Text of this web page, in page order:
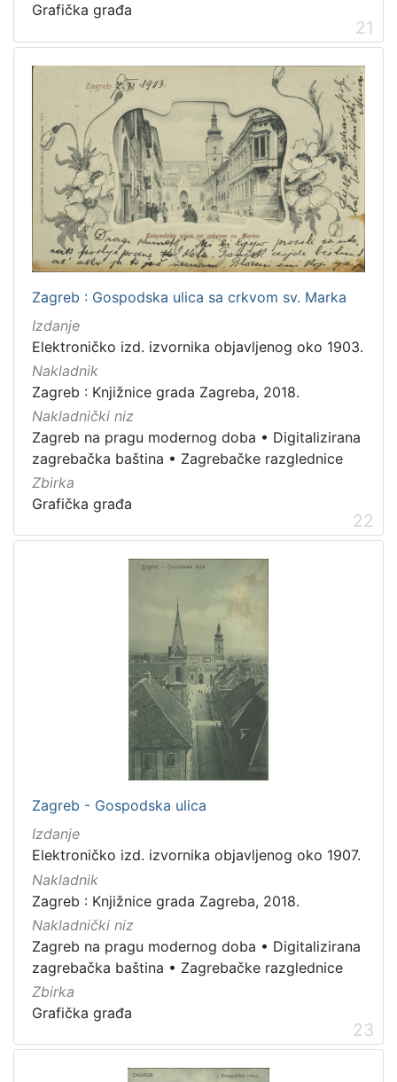
Grafička građa
21
Zagreb : Gospodska ulica sa crkvom sv. Marka
Izdanje
Elektroničko izd. izvornika objavljenog oko 1903.
Nakladnik
Zagreb : Knjižnice grada Zagreba, 2018.
Nakladnički niz
Zagreb na pragu modernog doba • Digitalizirana
zagrebačka baština • Zagrebačke razglednice
Zbirka
Grafička građa
22
Zagreb - Gospodska ulica
Izdanje
Elektroničko izd. izvornika objavljenog oko 1907.
Nakladnik
Zagreb : Knjižnice grada Zagreba, 2018.
Nakladnički niz
Zagreb na pragu modernog doba • Digitalizirana
zagrebačka baština • Zagrebačke razglednice
Zbirka
Grafička građa
23